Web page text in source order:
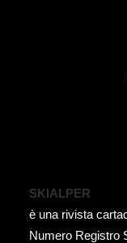
SKIALPER
è una rivista
Numero Registro